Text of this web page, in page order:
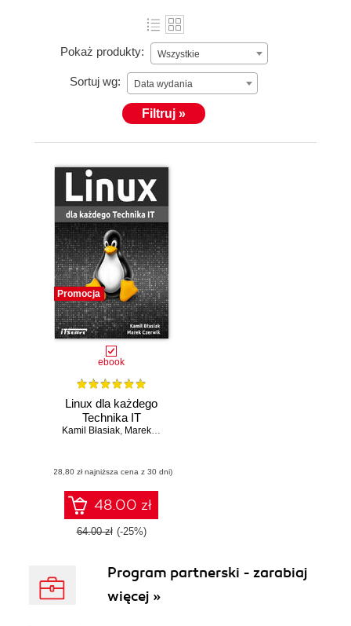
Pokaż produkty: Wszystkie
Sortuj wg: Data wydania
Filtruj »
Promocja
ebook
Linux dla każdego
Technika IT
Kamil Błasiak, Marek Czerwik
(28,80 zł najniższa cena z 30 dni)
48.00 zł
64.00 zł (-25%)
Program partnerski - zarabiaj
więcej »